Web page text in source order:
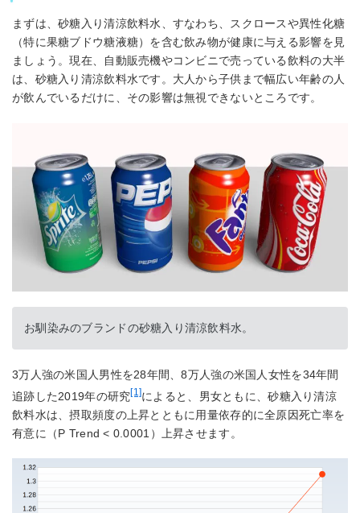
まずは、砂糖入り清涼飲料水、すなわち、スクロースや異性化糖
（特に果糖ブドウ糖液糖）を含む飲み物が健康に与える影響を見
ましょう。現在、自動販売機やコンビニで売っている飲料の大半
は、砂糖入り清涼飲料水です。大人から子供まで幅広い年齢の人
が飲んでいるだけに、その影響は無視できないところです。
お馴染みのブランドの砂糖入り清涼飲料水。
3万人強の米国人男性を28年間、8万人強の米国人女性を34年間
追跡した2019年の研究[1]によると、男女ともに、砂糖入り清涼
飲料水は、摂取頻度の上昇とともに用量依存的に全原因死亡率を
有意に（P Trend < 0.0001）上昇させます。